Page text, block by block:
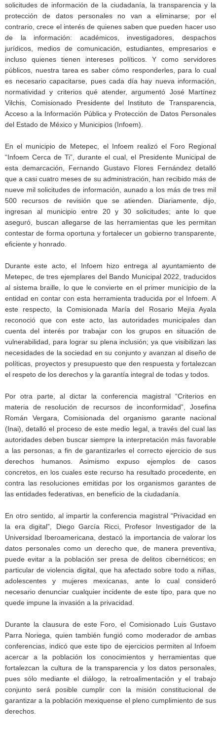
solicitudes de información de la ciudadanía, la transparencia y la
protección de datos personales no van a eliminarse; por el
contrario, crece el interés de quienes saben que pueden hacer uso
de la información: académicos, investigadores, despachos
jurídicos, medios de comunicación, estudiantes, empresarios e
incluso quienes tienen intereses políticos. Y como servidores
públicos, nuestra tarea es saber cómo responderles, para lo cual
es necesario capacitarse, pues cada día hay nueva información,
normatividad y criterios qué atender, argumentó José Martínez
Vilchis, Comisionado Presidente del Instituto de Transparencia,
Acceso a la Información Pública y Protección de Datos Personales
del Estado de México y Municipios (Infoem).
En el municipio de Metepec, el Infoem realizó el Foro Regional
“Infoem Cerca de Ti”, durante el cual, el Presidente Municipal de
esta demarcación, Fernando Gustavo Flores Fernández detalló
que a casi cuatro meses de su administración, han recibido más de
nueve mil solicitudes de información, aunado a los más de tres mil
500 recursos de revisión que se atienden. Diariamente, dijo,
ingresan al municipio entre 20 y 30 solicitudes; ante lo que
aseguró, buscan allegarse de las herramientas que les permitan
contestar de forma oportuna y fortalecer un gobierno transparente,
eficiente y honrado.
Durante este acto, el Infoem hizo entrega al ayuntamiento de
Metepec, de tres ejemplares del Bando Municipal 2022, traducidos
al sistema braille, lo que le convierte en el primer municipio de la
entidad en contar con esta herramienta traducida por el Infoem. A
este respecto, la Comisionada María del Rosario Mejía Ayala
reconoció que con este acto, las autoridades municipales dan
cuenta del interés por trabajar con los grupos en situación de
vulnerabilidad, para lograr su plena inclusión; ya que visibilizan las
necesidades de la sociedad en su conjunto y avanzan al diseño de
políticas, proyectos y presupuesto que den respuesta y fortalezcan
el respeto de los derechos y la garantía integral de todas y todos.
Por otra parte, al dictar la conferencia magistral “Criterios en
materia de resolución de recursos de inconformidad”, Josefina
Román Vergara, Comisionada del organismo garante nacional
(Inai), detalló el proceso de este medio legal, a través del cual las
autoridades deben buscar siempre la interpretación más favorable
a las personas, a fin de garantizarles el correcto ejercicio de sus
derechos humanos. Asimismo expuso ejemplos de casos
concretos, en los cuales este recurso ha resultado procedente, en
contra las resoluciones emitidas por los organismos garantes de
las entidades federativas, en beneficio de la ciudadanía.
En otro sentido, al impartir la conferencia magistral “Privacidad en
la era digital”, Diego García Ricci, Profesor Investigador de la
Universidad Iberoamericana, destacó la importancia de valorar los
datos personales como un derecho que, de manera preventiva,
puede evitar a la población ser presa de delitos cibernéticos; en
particular de violencia digital, que ha afectado sobre todo a niñas,
adolescentes y mujeres mexicanas, ante lo cual consideró
necesario denunciar cualquier incidente de este tipo, para que no
quede impune la invasión a la privacidad.
Durante la clausura de este Foro, el Comisionado Luis Gustavo
Parra Noriega, quien también fungió como moderador de ambas
conferencias, indicó que este tipo de ejercicios permiten al Infoem
acercar a la población los conocimientos y herramientas que
fortalezcan la cultura de la transparencia y los datos personales,
pues sólo mediante el diálogo, la retroalimentación y el trabajo
conjunto será posible cumplir con la misión constitucional de
garantizar a la población mexiquense el pleno cumplimiento de sus
derechos.